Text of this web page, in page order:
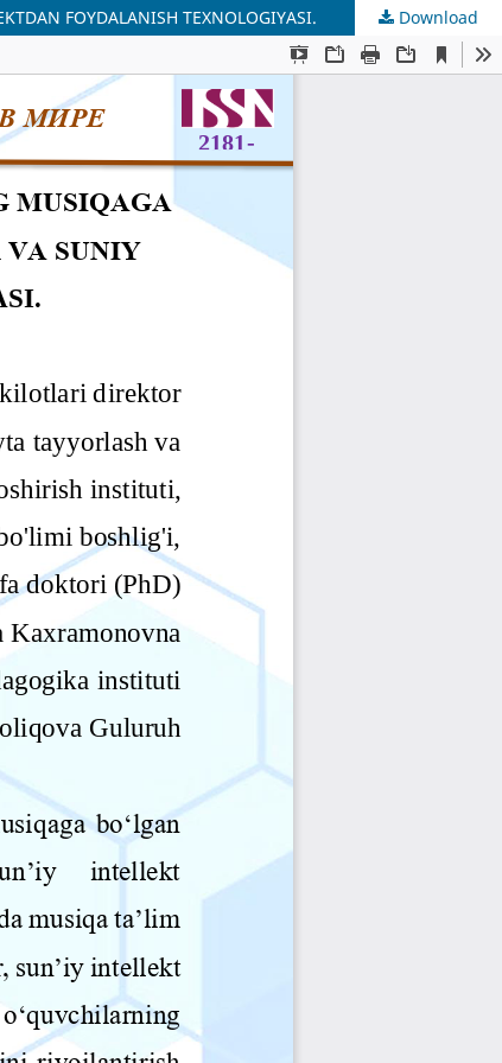
FOYDALANISH TEXNOLOGIYASI. Download